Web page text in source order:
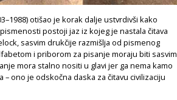
otišao je korak dalje ustvrdivši kako
postoji jaz iz kojeg je nastala čitava
sasvim drukčije razmišlja od pismenog
i priborom za pisanje moraju biti sasvim
mora stalno nositi u glavi jer ga nema kamo
ono je odskočna daska za čitavu civilizaciju